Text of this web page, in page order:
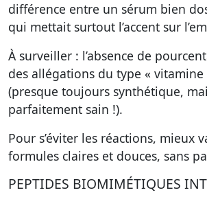
différence entre un sérum bien
qui mettait surtout l’accent sur
À surveiller : l’absence de
des allégations du type «
(presque toujours synthétique,
parfaitement sain !).
Pour s’éviter les réactions, mieux
formules claires et douces, sans
PEPTIDES BIOMIMÉTIQUES